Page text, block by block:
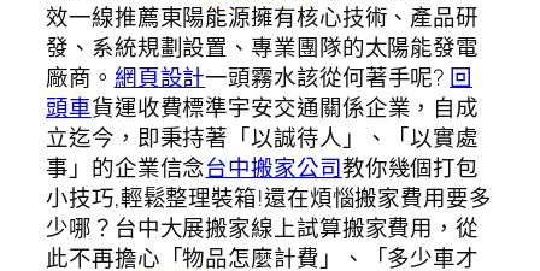
效一線推薦東陽能源擁有核心技術、產品研
發、系統規劃設置、專業團隊的太陽能發電
廠商。 網頁設計一頭霧水該從何著手呢? 回
頭車貨運收費標準宇安交通關係企業，自成
立迄今，即秉持著「以誠待人」、「以實處
事」的企業信念台中搬家公司教你幾個打包
小技巧,輕鬆整理裝箱!還在煩惱搬家費用要多
少哪？台中大展搬家線上試算搬家費用，從
此不再擔心「物品怎麼計費」、「多少車才